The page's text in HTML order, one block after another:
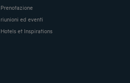
Prenotazione
riunioni ed eventi
Hotels et Inspirations